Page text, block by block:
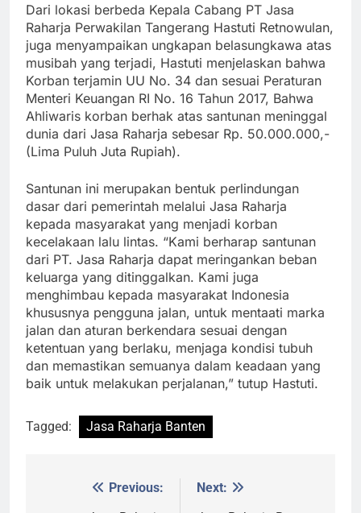
Dari lokasi berbeda Kepala Cabang PT Jasa
Raharja Perwakilan Tangerang Hastuti Retnowulan,
juga menyampaikan ungkapan belasungkawa atas
musibah yang terjadi, Hastuti menjelaskan bahwa
Korban terjamin UU No. 34 dan sesuai Peraturan
Menteri Keuangan RI No. 16 Tahun 2017, Bahwa
Ahliwaris korban berhak atas santunan meninggal
dunia dari Jasa Raharja sebesar Rp. 50.000.000,-
(Lima Puluh Juta Rupiah).
Santunan ini merupakan bentuk perlindungan
dasar dari pemerintah melalui Jasa Raharja
kepada masyarakat yang menjadi korban
kecelakaan lalu lintas. “Kami berharap santunan
dari PT. Jasa Raharja dapat meringankan beban
keluarga yang ditinggalkan. Kami juga
menghimbau kepada masyarakat Indonesia
khususnya pengguna jalan, untuk mentaati marka
jalan dan aturan berkendara sesuai dengan
ketentuan yang berlaku, menjaga kondisi tubuh
dan memastikan semuanya dalam keadaan yang
baik untuk melakukan perjalanan,” tutup Hastuti.
Tagged: Jasa Raharja Banten
Previous:
Next: